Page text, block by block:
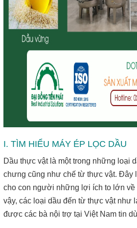
I. TÌM HIỂU MÁY ÉP LỌC DẦU
Dầu thực vật là một trong những loại
chưng cũng như chế từ thực vật. Đây
cho con người những lợi ích to lớn về
vậy, các loại dầu đến từ thực vật như
được các bà nội trợ tại Việt Nam tin